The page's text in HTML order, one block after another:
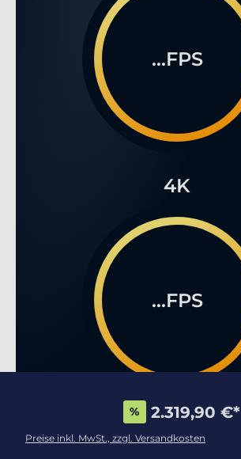
...FPS
4K
...FPS
% 2.319,90 €*
Preise inkl. MwSt., zzgl. Versandkosten